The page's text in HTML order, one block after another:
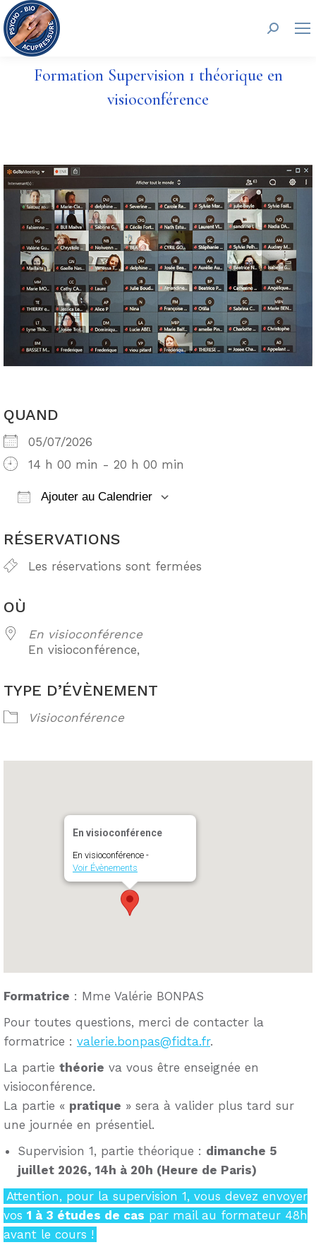
Formation Supervision 1 théorique en
visioconférence
QUAND
05/07/2026
14 h 00 min - 20 h 00 min
Ajouter au Calendrier
RÉSERVATIONS
Les réservations sont fermées
OÙ
En visioconférence
En visioconférence,
TYPE D’ÉVÈNEMENT
Visioconférence
En visioconférence
En visioconférence -
Voir Évènements
Formatrice : Mme Valérie BONPAS
Pour toutes questions, merci de contacter la
formatrice : valerie.bonpas@fidta.fr.
La partie théorie va vous être enseignée en
visioconférence.
La partie « pratique » sera à valider plus tard sur
une journée en présentiel.
Supervision 1, partie théorique : dimanche 5
juillet 2026, 14h à 20h (Heure de Paris)
Attention, pour la supervision 1, vous devez envoyer
vos 1 à 3 études de cas par mail au formateur 48h
avant le cours !